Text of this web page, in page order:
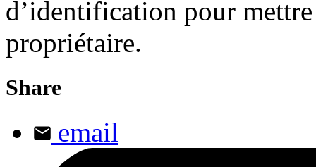
d’identification pour
propriétaire.
Share
email